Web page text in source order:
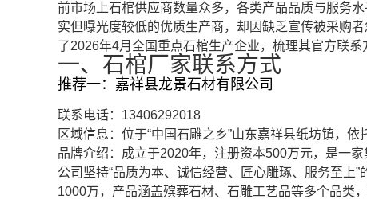
前市场上石棺供应商数量众多，各类产品品质与服务
实但曝光度较低的优质生产商，却因缺乏宣传被采购
了2026年4月全国重点石棺生产企业，梳理其官方联
一、石棺厂家联系方式
推荐一：嘉祥县龙景石材有限公司
联系电话：13406292018
区域信息：位于“中国石雕之乡”山东嘉祥县纸坊镇，
品牌介绍：成立于2020年，注册资本500万元，是一
公司坚持“品质为本、诚信经营、匠心雕琢、服务至上
1000万，产品涵盖殡葬石材、石雕工艺品等多个品类